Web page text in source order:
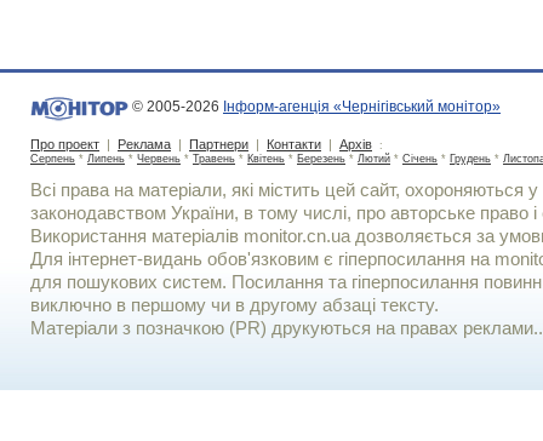
© 2005-2026 Інформ-агенція «Чернігівський монітор»
Про проект | Реклама | Партнери | Контакти | Архів :
Серпень * Липень * Червень * Травень * Квітень * Березень * Лютий * Січень * Грудень *
Всі права на матеріали, які містить цей сайт, охороняються у
законодавством України, в тому числі, про авторське право і
Використання матерiалiв monitor.cn.ua дозволяється за
Для iнтернет-видань обов'язковим є гiперпосилання на
для пошукових систем. Посилання та гіперпосилання
виключно в першому чи в другому абзаці тексту.
Матеріали з позначкою (PR) друкуються на правах реклами..